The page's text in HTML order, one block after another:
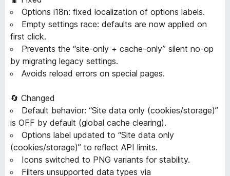
C
l
e
a
r
C
a
Options i18n: fixed localization of options labels.
Empty settings race: defaults are now applied on
first click.
Prevents the “site-only + cache-only” silent no-op
by migrating legacy settings.
Avoids reload errors on special pages.
🔄 Changed
Default behavior: “Site data only (cookies/storage)”
is OFF by default (global cache clearing).
Options label updated to “Site data only
(cookies/storage)” to reflect API limits.
Icons switched to PNG variants for stability.
Filters unsupported data types via